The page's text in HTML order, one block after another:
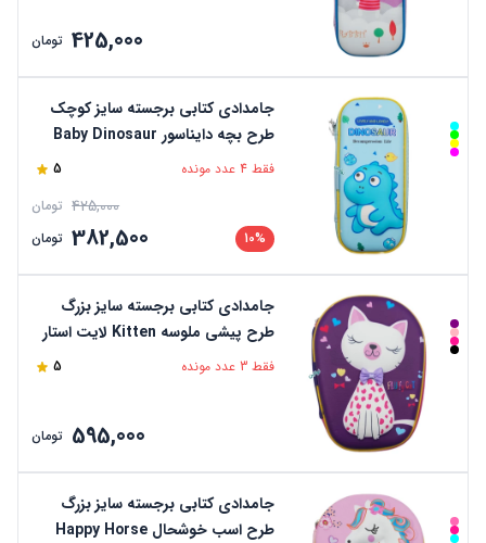
425,000 تومان
جامدادی کتابی برجسته سایز کوچک
طرح بچه دایناسور Baby Dinosaur
لایت استار
فقط 4 عدد مونده 5
425,000 تومان
10%
382,500 تومان
جامدادی کتابی برجسته سایز بزرگ
طرح پیشی ملوسه Kitten لایت استار
فقط 3 عدد مونده 5
595,000 تومان
جامدادی کتابی برجسته سایز بزرگ
طرح اسب خوشحال Happy Horse